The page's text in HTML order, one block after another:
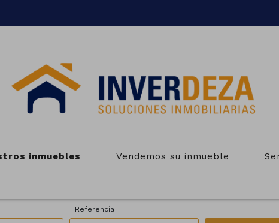
inmuebles Vendemos su inmueble
Zonas Operación
Referencia